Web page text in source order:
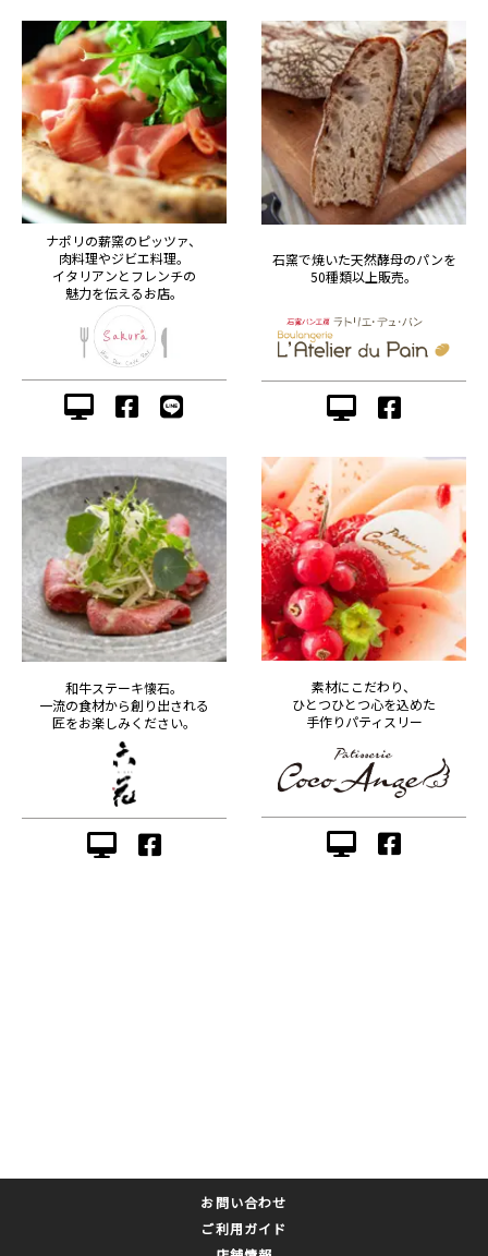
ナポリの薪窯のピッツァ、
肉料理やジビエ料理。
イタリアンとフレンチの
魅力を伝えるお店。
石窯で焼いた天然酵母のパンを
50種類以上販売。
和牛ステーキ懐石。
一流の食材から創り出される
匠をお楽しみください。
素材にこだわり、
ひとつひとつ心を込めた
手作りパティスリー
お問い合わせ
ご利用ガイド